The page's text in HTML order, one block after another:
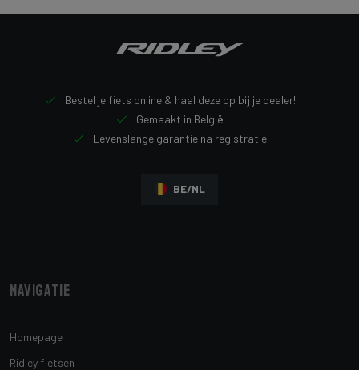
Bestel je fiets online & haal deze op bij je dealer!
Gemaakt in België
Levenslange garantie na registratie
BE/NL
Navigatie
Homepage
Ridley fietsen